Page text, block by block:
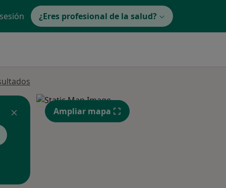
¿Eres profesional de la salud?
Ampliar mapa